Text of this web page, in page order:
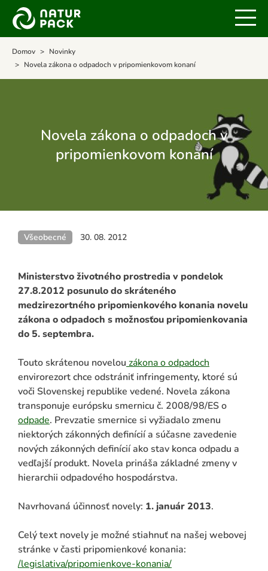
Domov
Novinky
Novela zákona o odpadoch v pripomienkovom konaní
Novela zákona o odpadoch v
pripomienkovom konaní
Všeobecné 30. 08. 2012
Ministerstvo životného prostredia v pondelok
27.8.2012 posunulo do skráteného
medzirezortného pripomienkového konania novelu
zákona o odpadoch s možnosťou pripomienkovania
do 5. septembra.
Touto skrátenou novelou zákona o odpadoch
envirorezort chce odstrániť infringementy, ktoré sú
voči Slovenskej republike vedené. Novela zákona
transponuje európsku smernicu č. 2008/98/ES o
odpade. Prevzatie smernice si vyžiadalo zmenu
niektorých zákonných definícií a súčasne zavedenie
nových zákonných definícií ako stav konca odpadu a
vedľajší produkt. Novela prináša základné zmeny v
hierarchii odpadového hospodárstva.
Navrhovaná účinnosť novely: 1. január 2013.
Celý text novely je možné stiahnuť na našej webovej
stránke v časti pripomienkové konania:
/legislativa/pripomienkove-konania/